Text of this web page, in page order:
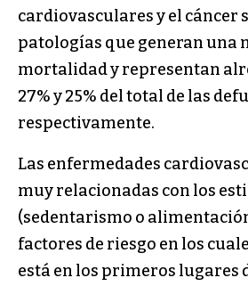
cardiovasculares y el cáncer
patologías que generan una
mortalidad y representan
27% y 25% del total de las
respectivamente.
Las enfermedades
muy relacionadas con los
(sedentarismo o
factores de riesgo en los
está en los primeros lugares